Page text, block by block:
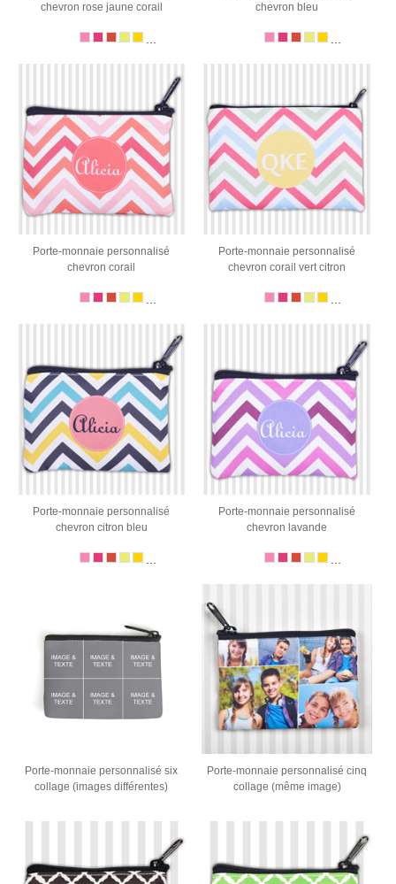
chevron rose jaune corail
...
chevron bleu
...
Porte-monnaie personnalisé
chevron corail
Porte-monnaie personnalisé
chevron corail vert citron
Porte-monnaie personnalisé
chevron citron bleu
Porte-monnaie personnalisé
chevron lavande
Porte-monnaie personnalisé six
collage (images différentes)
Porte-monnaie personnalisé cinq
collage (même image)